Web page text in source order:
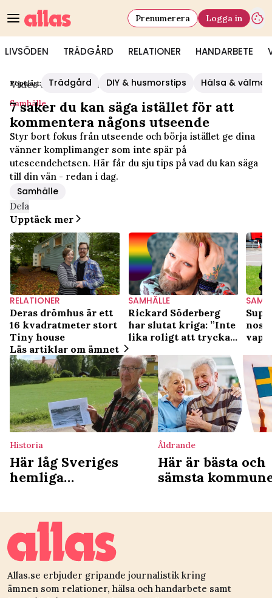
LIVSÖDEN TRÄDGÅRD RELATIONER HANDARBETE
Prenumerera Logga in
Populärt: Trädgård DIY & husmorstips Hälsa &
Video Start/Samhälle
Samhälle
7 saker du kan säga istället för att
kommentera någons utseende
Styr bort fokus från utseende och börja istället ge dina
vänner komplimanger som inte spär på
uteseendehetsen. Här får du sju tips på vad du kan säga
till din vän - redan i dag.
Samhälle
Dela
Upptäck mer
RELATIONER
Deras drömhus är ett
16 kvadratmeter stort
Tiny house
SAMHÄLLE
Rickard Söderberg
har slutat kriga: ”Inte
lika roligt att trycka
till mig”
Läs artiklar om ämnet
Historia
Här låg Sveriges
hemliga
höll fångar på
obestämd tid
Åldrande
Här är bästa och
sämsta
i botten
Allas.se erbjuder gripande journalistik kring
ämnen som relationer, hälsa och handarbete samt